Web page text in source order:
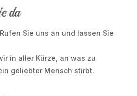
da
Sie uns an und lassen Sie
in aller Kürze, an was zu
geliebter Mensch stirbt.